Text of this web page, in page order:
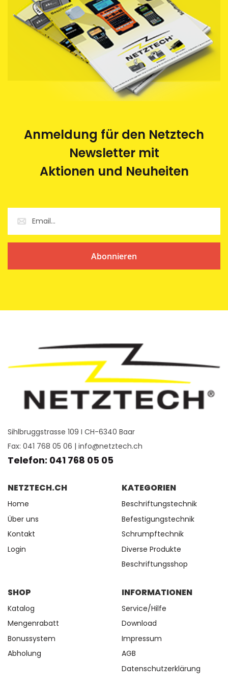
Anmeldung für den Netztech
Newsletter mit
Aktionen und Neuheiten
Abonnieren
Sihlbruggstrasse 109 I CH-6340 Baar
Fax: 041 768 05 06 | info@netztech.ch
Telefon: 041 768 05 05
NETZTECH.CH
Home
Über uns
Kontakt
Login
KATEGORIEN
Beschriftungstechnik
Befestigungstechnik
Schrumpftechnik
Diverse Produkte
Beschriftungsshop
SHOP
Katalog
Mengenrabatt
Bonussystem
Abholung
INFORMATIONEN
Service/Hilfe
Download
Impressum
AGB
Datenschutzerklärung